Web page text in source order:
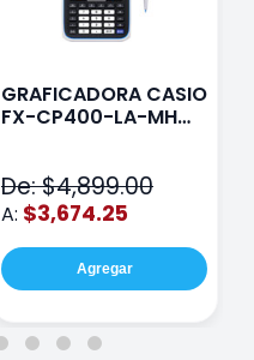
GRAFICADORA CASIO
FX-CP400-LA-MH
De: $4,899.00
A: $3,674.25
Agregar